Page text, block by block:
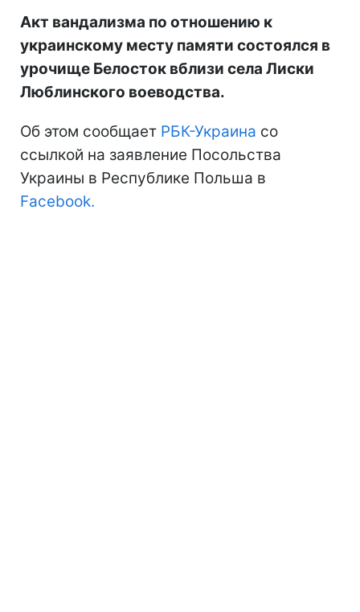
Акт вандализма по отношению к
украинскому месту памяти состоялся в
урочище Белосток вблизи села Лиски
Люблинского воеводства.
Об этом сообщает РБК-Украина со
ссылкой на заявление Посольства
Украины в Республике Польша в
Facebook.